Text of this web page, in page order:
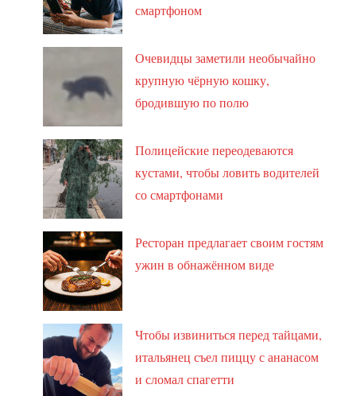
смартфоном
Очевидцы заметили необычайно
крупную чёрную кошку,
бродившую по полю
Полицейские переодеваются
кустами, чтобы ловить водителей
со смартфонами
Ресторан предлагает своим гостям
ужин в обнажённом виде
Чтобы извиниться перед тайцами,
итальянец съел пиццу с ананасом
и сломал спагетти